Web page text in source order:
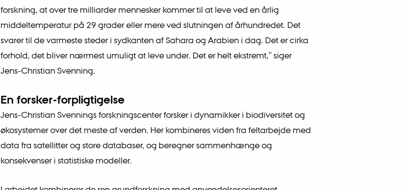
forskning, at over tre milliarder mennesker kommer til at leve ved en årlig
middeltemperatur på 29 grader eller mere ved slutningen af århundredet. Det
svarer til de varmeste steder i sydkanten af Sahara og Arabien i dag. Det er cirka
forhold, det bliver nærmest umuligt at leve under. Det er helt ekstremt,” siger
Jens-Christian Svenning.
En forsker-forpligtigelse
Jens-Christian Svennings forskningscenter forsker i dynamikker i biodiversitet og
økosystemer over det meste af verden. Her kombineres viden fra feltarbejde med
data fra satellitter og store databaser, og beregner sammenhænge og
konsekvenser i statistiske modeller.